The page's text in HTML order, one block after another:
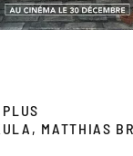
MATTHIAS